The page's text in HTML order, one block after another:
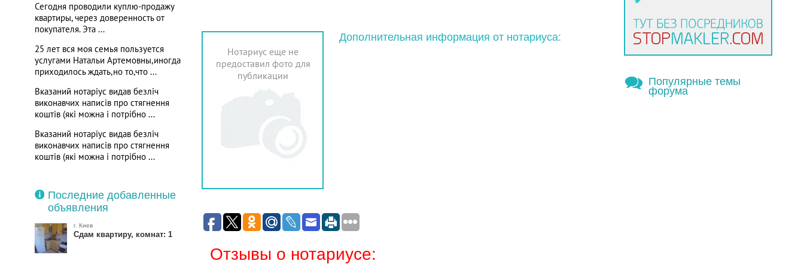
Сегодня проводили куплю-продажу
квартиры, через доверенность от
покупателя. Эта ...
25 лет вся моя семья пользуется
услугами Натальи Артемовны,иногда
приходилось ждать,но то,что ...
Вказаний нотаріус видав безліч
виконавчих написів про стягнення
коштів (які можна і потрібно ...
Вказаний нотаріус видав безліч
виконавчих написів про стягнення
коштів (які можна і потрібно ...
Последние добавленные
объявления
г. Киев
Сдам квартиру, комнат: 1
Дополнительная информация от нотариуса:
Нотариус еще не
предоставил фото для
публикации
Отзывы о нотариусе:
Популярные темы
форума